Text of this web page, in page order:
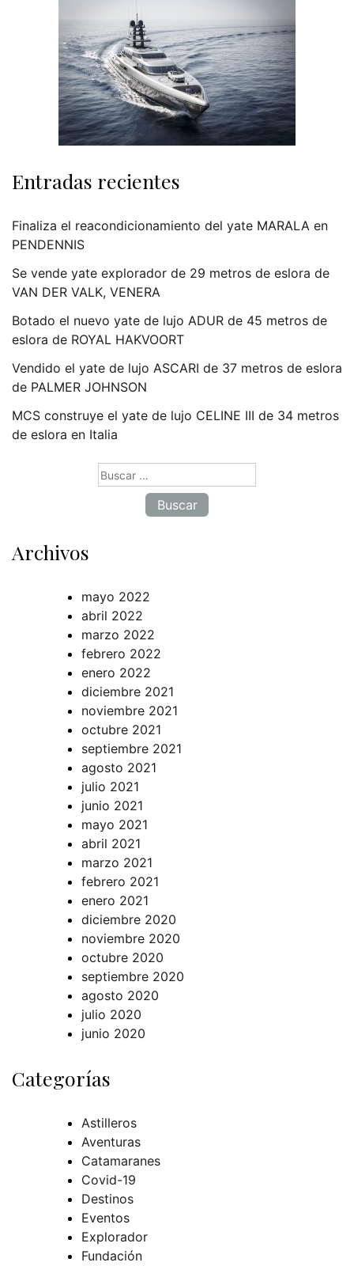
Entradas recientes
Finaliza el reacondicionamiento del yate MARALA en
PENDENNIS
Se vende yate explorador de 29 metros de eslora de
VAN DER VALK, VENERA
Botado el nuevo yate de lujo ADUR de 45 metros de
eslora de ROYAL HAKVOORT
Vendido el yate de lujo ASCARI de 37 metros de eslora
de PALMER JOHNSON
MCS construye el yate de lujo CELINE III de 34 metros
de eslora en Italia
Archivos
mayo 2022
abril 2022
marzo 2022
febrero 2022
enero 2022
diciembre 2021
noviembre 2021
octubre 2021
septiembre 2021
agosto 2021
julio 2021
junio 2021
mayo 2021
abril 2021
marzo 2021
febrero 2021
enero 2021
diciembre 2020
noviembre 2020
octubre 2020
septiembre 2020
agosto 2020
julio 2020
junio 2020
Categorías
Astilleros
Aventuras
Catamaranes
Covid-19
Destinos
Eventos
Explorador
Fundación